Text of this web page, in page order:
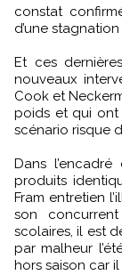
constat
d’une
Et ces
nouveaux
Cook et
poids et qui ont
scénario risque
Dans
produits
Fram entretien
son
scolaires, il est
par malheur
hors saison car